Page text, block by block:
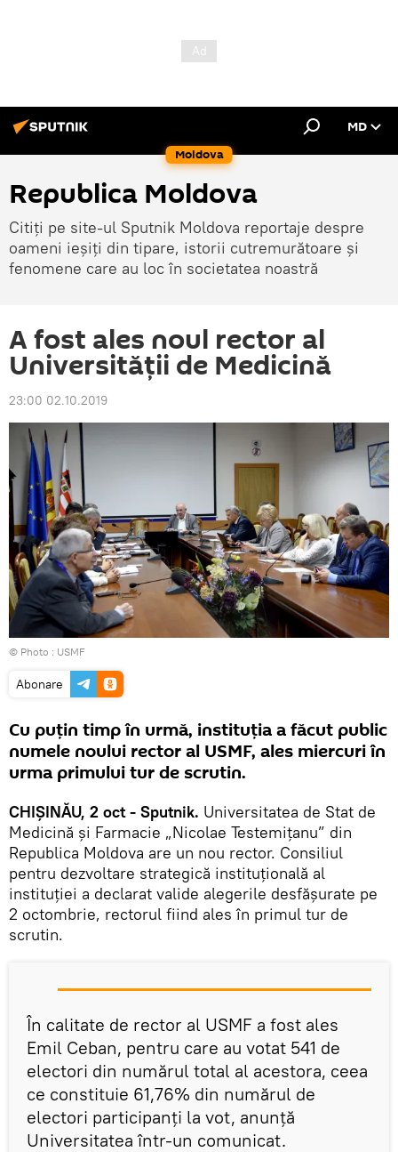
Moldova
MD
Republica Moldova
Citiți pe site-ul Sputnik Moldova reportaje despre
oameni ieșiți din tipare, istorii cutremurătoare și
fenomene care au loc în societatea noastră
A fost ales noul rector al
Universității de Medicină
23:00 02.10.2019
© Photo : USMF
Abonare
Cu puțin timp în urmă, instituția a făcut public
numele noului rector al USMF, ales miercuri în
urma primului tur de scrutin.
CHIȘINĂU, 2 oct - Sputnik. Universitatea de Stat de
Medicină și Farmacie „Nicolae Testemiţanu” din
Republica Moldova are un nou rector. Consiliul
pentru dezvoltare strategică instituţională al
instituției a declarat valide alegerile desfășurate pe
2 octombrie, rectorul fiind ales în primul tur de
scrutin.
În calitate de rector al USMF a fost ales
Emil Ceban, pentru care au votat 541 de
electori din numărul total al acestora, ceea
ce constituie 61,76% din numărul de
electori participanţi la vot, anunță
Universitatea într-un comunicat.